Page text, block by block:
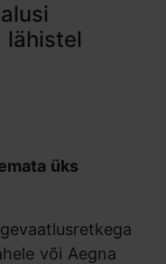
lähistel
üks
või Aegna